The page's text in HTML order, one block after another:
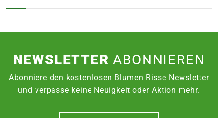
NEWSLETTERABONNIEREN
Abonniere den kostenlosen Blumen Risse Newsletter
und verpasse keine Neuigkeit oder Aktion mehr.